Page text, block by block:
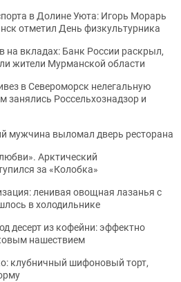
в Долине Уюта: Игорь Морарь
отметил День физкультурника
на вкладах: Банк России раскрыл,
жители Мурманской области
в Североморск нелегальную
занялись Россельхознадзор и
мужчина выломал дверь ресторана
Арктический
за «Колобка»
ленивая овощная лазанья с
в холодильнике
десерт из кофейни: эффектно
нашествием
клубничный шифоновый торт,